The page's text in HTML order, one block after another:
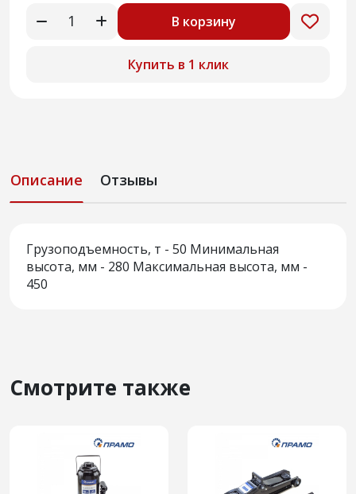
В корзину
Купить в 1 клик
Описание Отзывы
Грузоподъемность, т - 50 Минимальная
высота, мм - 280 Максимальная высота, мм -
450
Смотрите также